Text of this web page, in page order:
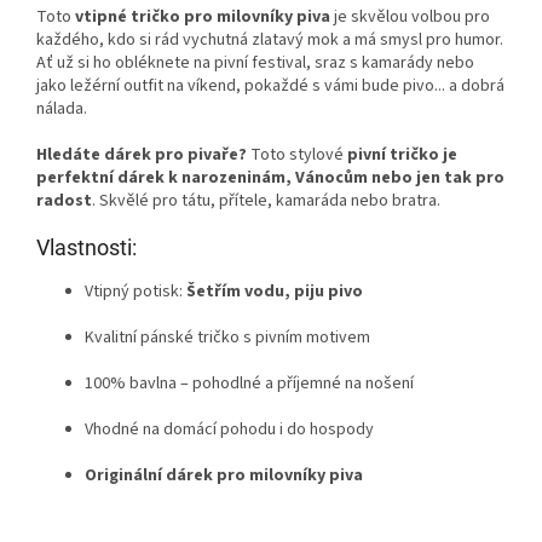
Toto vtipné tričko pro milovníky piva je skvělou volbou pro
každého, kdo si rád vychutná zlatavý mok a má smysl pro humor.
Ať už si ho obléknete na pivní festival, sraz s kamarády nebo
jako ležérní outfit na víkend, pokaždé s vámi bude pivo... a dobrá
nálada.
Hledáte dárek pro pivaře? Toto stylové pivní tričko je
perfektní dárek k narozeninám, Vánocům nebo jen tak pro
radost. Skvělé pro tátu, přítele, kamaráda nebo bratra.
Vlastnosti:
Vtipný potisk: Šetřím vodu, piju pivo
Kvalitní pánské tričko s pivním motivem
100% bavlna – pohodlné a příjemné na nošení
Vhodné na domácí pohodu i do hospody
Originální dárek pro milovníky piva